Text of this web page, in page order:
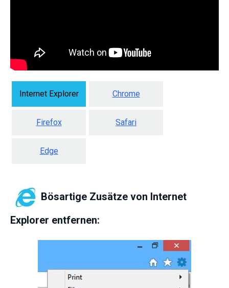
Internet Explorer Chrome
Firefox Safari
Edge
Bösartige Zusätze von Internet
Explorer entfernen: